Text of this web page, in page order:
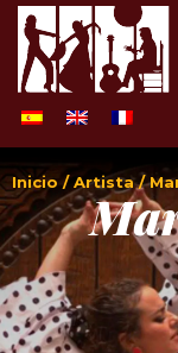
Inicio /Artista/